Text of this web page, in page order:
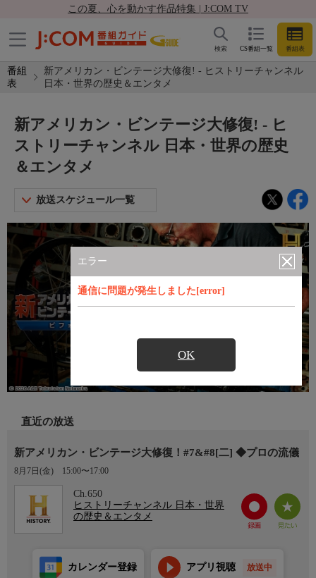
この夏、心を動かす作品特集 | J:COM TV
CS番組一覧 番組表
検索
番組
表
新アメリカン・ビンテージ大修復! - ヒストリーチャンネル
日本・世界の歴史＆エンタメ
エラー
通信に問題が発生しました[error]
OK
新アメリカン・ビンテージ大修復! - ヒ
ストリーチャンネル 日本・世界の歴史
＆エンタメ
放送スケジュール一覧
直近の放送
新アメリカン・ビンテージ大修復！#7&#8[二] ◆プロの流儀
8月7日(金) 15:00〜17:00
Ch.650
ヒストリーチャンネル 日本・世界
の歴史＆エンタメ
カレンダー登録 アプリ視聴 放送中